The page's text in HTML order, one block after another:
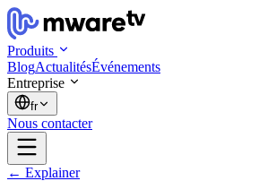
Produits
BlogActualitésÉvénements
Entreprise
fr
Nous contacter
← Explainer